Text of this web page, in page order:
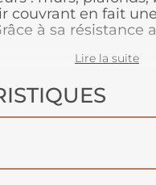
couvrant en fait
à sa résistance
de 50 teintes
Lire la suite